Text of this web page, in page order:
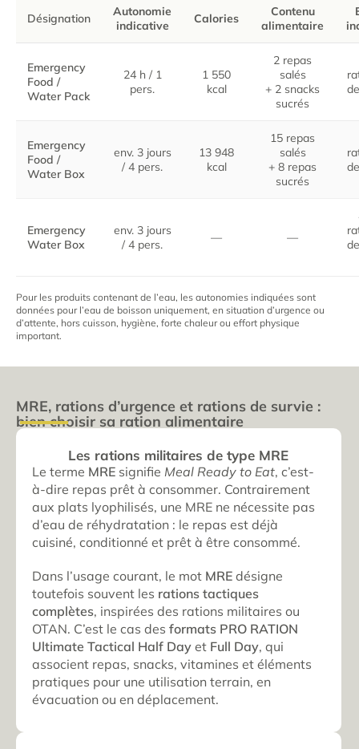
Désignation
Autonomie
indicative
Calories
Contenu
alimentaire
alimentaire
Emergency
Food /
Water Pack
24 h / 1
pers.
1 550
kcal
2 repas
salés
+ 2 snacks
sucrés
Emergency
Food /
Water Box
env. 3 jours
/ 4 pers.
13 948
kcal
15 repas
salés
+ 8 repas
sucrés
Emergency
Water Box
env. 3 jours
/ 4 pers.
— —
Pour les produits contenant de l’eau, les autonomies indiquées sont
données pour l’eau de boisson uniquement, en situation d’urgence ou
d’attente, hors cuisson, hygiène, forte chaleur ou effort physique
important.
MRE, rations d’urgence et rations de survie :
bien choisir sa ration alimentaire
Les rations militaires de type MRE
Le terme MRE signifie Meal Ready to Eat, c’est-
à-dire repas prêt à consommer. Contrairement
aux plats lyophilisés, une MRE ne nécessite pas
d’eau de réhydratation : le repas est déjà
cuisiné, conditionné et prêt à être consommé.
Dans l’usage courant, le mot MRE désigne
toutefois souvent les rations tactiques
complètes, inspirées des rations militaires ou
OTAN. C’est le cas des formats PRO RATION
Ultimate Tactical Half Day et Full Day, qui
associent repas, snacks, vitamines et éléments
pratiques pour une utilisation terrain, en
évacuation ou en déplacement.